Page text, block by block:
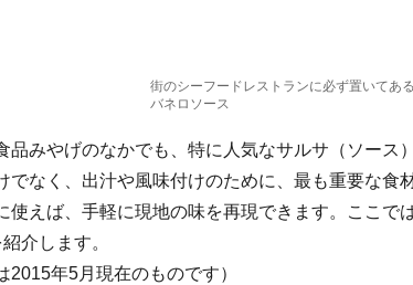
街のシーフードレストランに必ず置いてあ
バネロソース
品みやげのなかでも、特に人気なサルサ（ソース
でなく、出汁や風味付けのために、最も重要な食
使えば、手軽に現地の味を再現できます。ここで
介します。
2015年5月現在のものです）